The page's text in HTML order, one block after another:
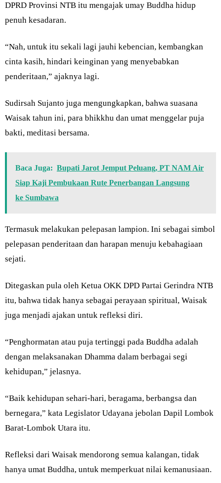
DPRD Provinsi NTB itu mengajak umay Buddha hidup
penuh kesadaran.
“Nah, untuk itu sekali lagi jauhi kebencian, kembangkan
cinta kasih, hindari keinginan yang menyebabkan
penderitaan,” ajaknya lagi.
Sudirsah Sujanto juga mengungkapkan, bahwa suasana
Waisak tahun ini, para bhikkhu dan umat menggelar puja
bakti, meditasi bersama.
Baca Juga: Bupati Jarot Jemput Peluang, PT NAM Air
Siap Kaji Pembukaan Rute Penerbangan Langsung
ke Sumbawa
Termasuk melakukan pelepasan lampion. Ini sebagai simbol
pelepasan penderitaan dan harapan menuju kebahagiaan
sejati.
Ditegaskan pula oleh Ketua OKK DPD Partai Gerindra NTB
itu, bahwa tidak hanya sebagai perayaan spiritual, Waisak
juga menjadi ajakan untuk refleksi diri.
“Penghormatan atau puja tertinggi pada Buddha adalah
dengan melaksanakan Dhamma dalam berbagai segi
kehidupan,” jelasnya.
“Baik kehidupan sehari-hari, beragama, berbangsa dan
bernegara,” kata Legislator Udayana jebolan Dapil Lombok
Barat-Lombok Utara itu.
Refleksi dari Waisak mendorong semua kalangan, tidak
hanya umat Buddha, untuk memperkuat nilai kemanusiaan.